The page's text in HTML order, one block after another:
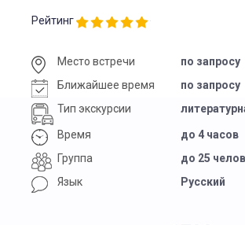
Рейтинг
Место встречи
по запросу
Ближайшее время
по запросу
Тип экскурсии
Время
до 4 часов
Группа
до 25
Язык
Русский